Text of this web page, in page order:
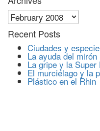
Archives
Recent Posts
Ciudades y
La ayuda del mirón
La gripe y la Super
El murciélago y la
Plástico en el Rhin